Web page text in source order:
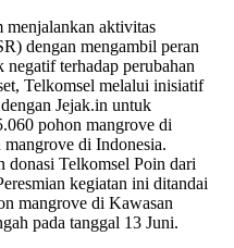
menjalankan aktivitas
dengan mengambil peran
negatif terhadap perubahan
Telkomsel melalui inisiatif
Jejak.in untuk
pohon mangrove di
mangrove di Indonesia.
donasi Telkomsel Poin dari
kegiatan ini ditandai
mangrove di Kawasan
pada tanggal 13 Juni.